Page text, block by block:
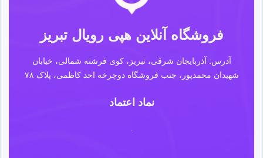
فروشگاه آنلاین هپی رویال تبریز
آدرس: آذربایجان شرقی، تبریز، کوی فرشته شمالی، خیابان
شهیدان محمدپور، جنب فروشگاه دوچرخه احد کاظمی، پلاک ۷۸
نماد اعتماد